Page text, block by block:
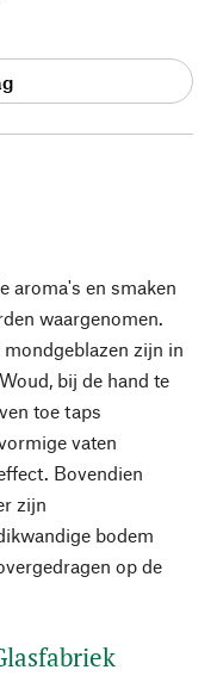
aroma's en smaken
waargenomen.
mondgeblazen zijn in
bij de hand te
toe taps
vaten
Bovendien
zijn
bodem
op de